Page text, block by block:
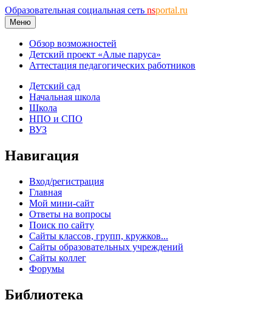
Образовательная социальная сеть nsportal.ru
Меню
Обзор возможностей
Детский проект «Алые паруса»
Аттестация педагогических работников
Детский сад
Начальная школа
Школа
НПО и СПО
ВУЗ
Навигация
Вход/регистрация
Главная
Мой мини-сайт
Ответы на вопросы
Поиск по сайту
Сайты классов, групп, кружков...
Сайты образовательных учреждений
Сайты коллег
Форумы
Библиотека